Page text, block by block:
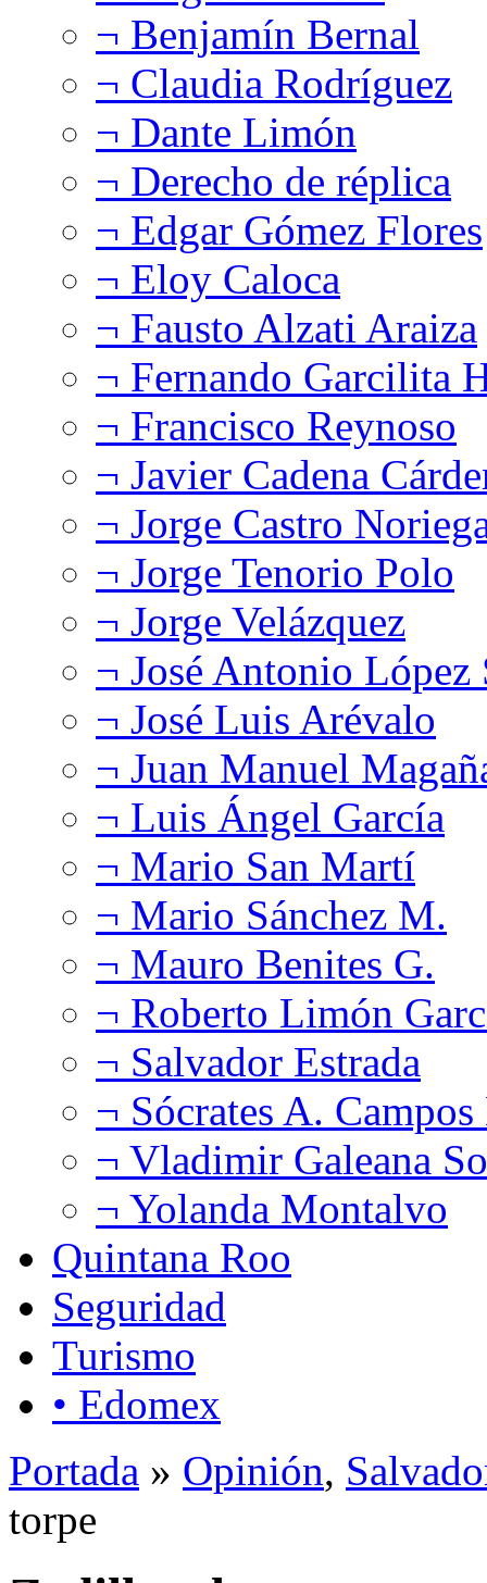
¬ Benjamín Bernal
¬ Claudia Rodríguez
¬ Dante Limón
¬ Derecho de réplica
¬ Edgar Gómez Flores
¬ Eloy Caloca
¬ Fausto Alzati Araiza
¬ Fernando Garcilita
¬ Francisco Reynoso
¬ Javier Cadena
¬ Jorge Castro
¬ Jorge Tenorio Polo
¬ Jorge Velázquez
¬ José Antonio López
¬ José Luis Arévalo
¬ Juan Manuel
¬ Luis Ángel García
¬ Mario San Martí
¬ Mario Sánchez M.
¬ Mauro Benites G.
¬ Roberto Limón
¬ Salvador Estrada
¬ Sócrates A.
¬ Vladimir Galeana
¬ Yolanda Montalvo
Quintana Roo
Seguridad
Turismo
• Edomex
Portada » Opinión,
torpe